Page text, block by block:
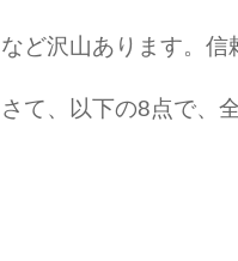
など沢山あります。
さて、以下の8点で、